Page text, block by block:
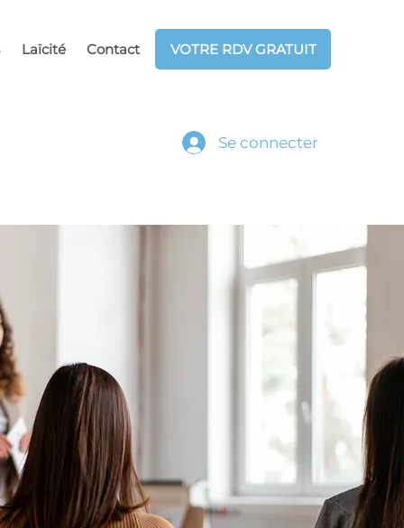
Laïcité Contact VOTRE RDV GRATUIT
Se connecter